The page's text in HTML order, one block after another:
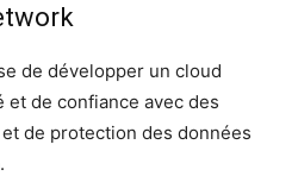
de développer un cloud
de confiance avec des
de protection des données